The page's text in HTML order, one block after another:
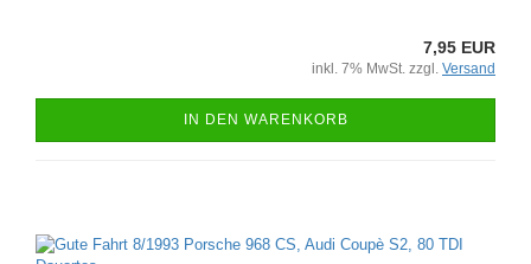
7,95 EUR
inkl. 7% MwSt. zzgl. Versand
IN DEN WARENKORB